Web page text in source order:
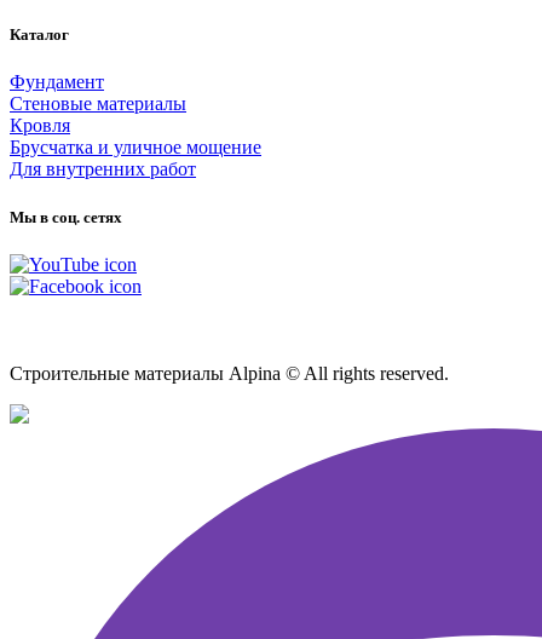
Каталог
Фундамент
Стеновые материалы
Кровля
Брусчатка и уличное мощение
Для внутренних работ
Мы в соц. сетях
Строительные материалы Alpina © All rights reserved.